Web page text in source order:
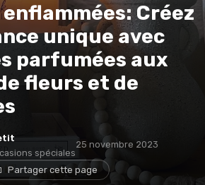
Créez
unique avec
parfumées aux
fleurs et de
spéciales
25 novembre 2023
Partager cette page